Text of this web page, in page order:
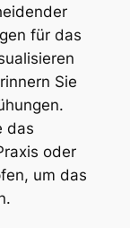
für das
Sie
das
oder
um das